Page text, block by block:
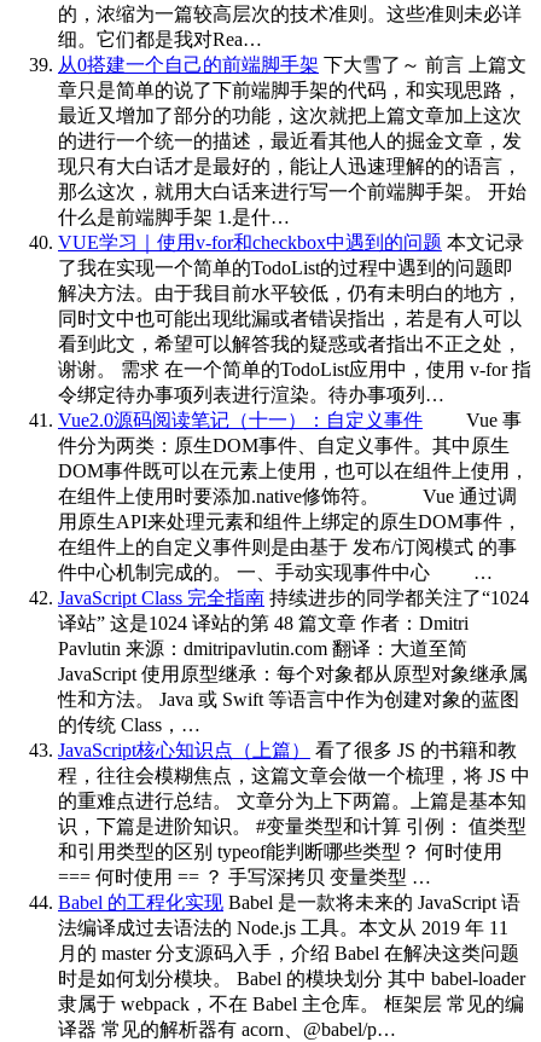
的，浓缩为一篇较高层次的技术准则。这些准则未必详
细。它们都是我对Rea…
从0搭建一个自己的前端脚手架 下大雪了～ 前言 上篇文
章只是简单的说了下前端脚手架的代码，和实现思路，
最近又增加了部分的功能，这次就把上篇文章加上这次
的进行一个统一的描述，最近看其他人的掘金文章，发
现只有大白话才是最好的，能让人迅速理解的的语言，
那么这次，就用大白话来进行写一个前端脚手架。 开始
什么是前端脚手架 1.是什…
VUE学习｜使用v-for和checkbox中遇到的问题 本文记录
了我在实现一个简单的TodoList的过程中遇到的问题即
解决方法。由于我目前水平较低，仍有未明白的地方，
同时文中也可能出现纰漏或者错误指出，若是有人可以
看到此文，希望可以解答我的疑惑或者指出不正之处，
谢谢。 需求 在一个简单的TodoList应用中，使用 v-for 指
令绑定待办事项列表进行渲染。待办事项列…
Vue2.0源码阅读笔记（十一）：自定义事件 Vue 事
件分为两类：原生DOM事件、自定义事件。其中原生
DOM事件既可以在元素上使用，也可以在组件上使用，
在组件上使用时要添加.native修饰符。 Vue 通过调
用原生API来处理元素和组件上绑定的原生DOM事件，
在组件上的自定义事件则是由基于 发布/订阅模式 的事
件中心机制完成的。 一、手动实现事件中心 …
JavaScript Class 完全指南 持续进步的同学都关注了“1024
译站” 这是1024 译站的第 48 篇文章 作者：Dmitri
Pavlutin 来源：dmitripavlutin.com 翻译：大道至简
JavaScript 使用原型继承：每个对象都从原型对象继承属
性和方法。 Java 或 Swift 等语言中作为创建对象的蓝图
的传统 Class，…
JavaScript核心知识点（上篇）
看了很多 JS 的书籍和教
程，往往会模糊焦点，这篇文章会做一个梳理，将 JS 中
的重难点进行总结。 文章分为上下两篇。上篇是基本知
识，下篇是进阶知识。 #变量类型和计算 引例： 值类型
和引用类型的区别 typeof能判断哪些类型？ 何时使用
=== 何时使用 == ？ 手写深拷贝 变量类型 …
Babel 的工程化实现 Babel 是一款将未来的 JavaScript 语
法编译成过去语法的 Node.js 工具。本文从 2019 年 11
月的 master 分支源码入手，介绍 Babel 在解决这类问题
时是如何划分模块。 Babel 的模块划分 其中 babel-loader
隶属于 webpack，不在 Babel 主仓库。 框架层 常见的编
译器 常见的解析器有 acorn、@babel/p…